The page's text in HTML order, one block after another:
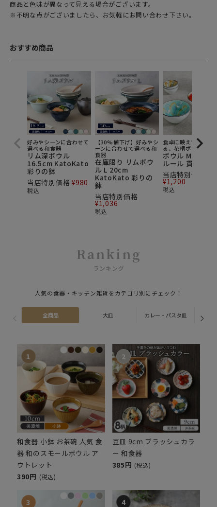
商品と色味が異なって見える場合がございます。
※不明な点がございましたら、お気軽にお問い合わせ下さい。
おすすめ商品
好みやシーンに合わせて
選べる和食器
リム深ボウル
16.5cm KatoKato
彩りの鉢
当店特別価格 ¥980
税込
【30%値下げ】好みやシ
ーンに合わせて選べる和
食器
在庫限り リムボウ
ル L 20cm
KatoKato 彩りの
鉢
当店特別価格
¥1,036
税込
食卓に映えて個性が
る、花柄ボウル。
ボウル M 12cm
ルール 貫入
当店特別価格
¥1,200
税込
Ranking
ランキング
人気の食器・キッチン雑貨をカテゴリ別にチェック！
全商品 大皿 カレー・パスタ皿
和食器 小鉢 お茶碗 人気 食
器 和のスモールボウル ア
ウトレット
390円 (税込)
豆皿 9cm ブラッシュカラ
ー 和食器
385円 (税込)